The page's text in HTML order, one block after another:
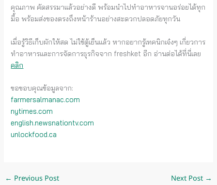
คุณภาพ คัดสรรมาแล้วอย่างดี พร้อมนำไปทำอาหารจานอร่อยได้ทุก
มื้อ พร้อมส่งของตรงถึงหน้าร้านอย่างสะดวกปลอดภัยทุกวัน
เมื่อรู้วิธีเก็บผักให้สด ไม่ใช้ตู้เย็นแล้ว หากอยากรู้เทคนิกเจ๋งๆ เกี่ยวการ
ทำอาหารและการจัดการธุรกิจจาก freshket อีก อ่านต่อได้ที่นี่เลย
คลิก
ขอขอบคุณข้อมูลจาก:
farmersalmanac.com
nytimes.com
english.newsnationtv.com
unlockfood.ca
← Previous Post Next Post →